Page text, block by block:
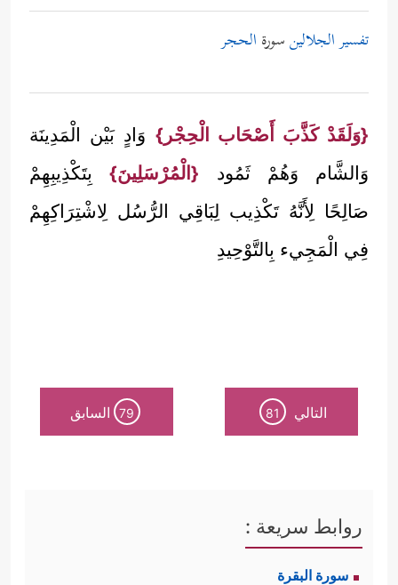
تفسير الجلالينسورة الحجر
{وَلَقَدْ كَذَّبَ أَصْحَاب الْحِجْر} وَادٍ بَيْن الْمَدِينَة
وَالشَّام وَهُمْ ثَمُود {الْمُرْسَلِينَ}بِتَكْذِيبِهِمْ
صَالِحًا لِأَنَّهُ تَكْذِيب لِبَاقِي الرُّسُل لِاشْتِرَاكِهِمْ
فِي الْمَجِيء بِالتَّوْحِيدِ
التالي 81
79 السابق
روابط سريعة :
سورة البقرة